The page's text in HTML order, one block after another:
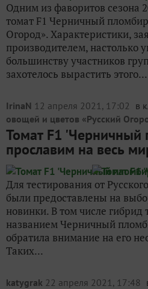
Одним из фаворитов сезона
томат F1 Черничный
Огород». Характеристики,
производителем, настолько
большинству участников
захотелось вырастить этого...
IrinaN 12 апреля 2021, 17:02 в
овощей и цветов «Русский
Томат F1
прославим на весь
Для тестирования от
были предоставлены на
новинки. В том числе
названием Черничный
обратила внимание на его
Таких...
katygrak 22 апреля 2021, 17:48